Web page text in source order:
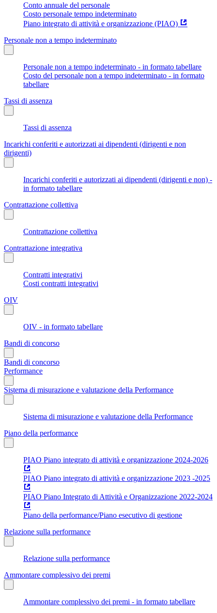
Conto annuale del personale
Costo personale tempo indeterminato
Piano integrato di attività e organizzazione (PIAO)
Personale non a tempo indeterminato
Personale non a tempo indeterminato - in formato tabellare
Costo del personale non a tempo indeterminato - in formato
tabellare
Tassi di assenza
Tassi di assenza
Incarichi conferiti e autorizzati ai dipendenti (dirigenti e non
dirigenti)
Incarichi conferiti e autorizzati ai dipendenti (dirigenti e non) -
in formato tabellare
Contrattazione collettiva
Contrattazione collettiva
Contrattazione integrativa
Contratti integrativi
Costi contratti integrativi
OIV
OIV - in formato tabellare
Bandi di concorso
Bandi di concorso
Performance
Sistema di misurazione e valutazione della Performance
Sistema di misurazione e valutazione della Performance
Piano della performance
PIAO Piano integrato di attività e organizzazione 2024-2026
PIAO Piano integrato di attività e organizzazione 2023 -2025
PIAO Piano Integrato di Attività e Organizzazione 2022-2024
Piano della performance/Piano esecutivo di gestione
Relazione sulla performance
Relazione sulla performance
Ammontare complessivo dei premi
Ammontare complessivo dei premi - in formato tabellare